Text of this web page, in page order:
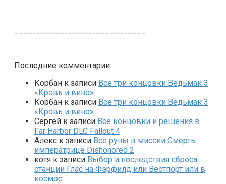
Последние комментарии:
Корбан к записи Все три концовки Ведьмак 3
«Кровь и вино»
Корбан к записи Все три концовки Ведьмак 3
«Кровь и вино»
Сергей к записи Все концовки и решения в
Far Harbor DLC Fallout 4
Алекс к записи Все руны в миссии Смерть
императрице Dishonored 2
котя к записи Выбор и последствия сброса
станции Глас на Фэрфилд или Вестпорт или в
космос